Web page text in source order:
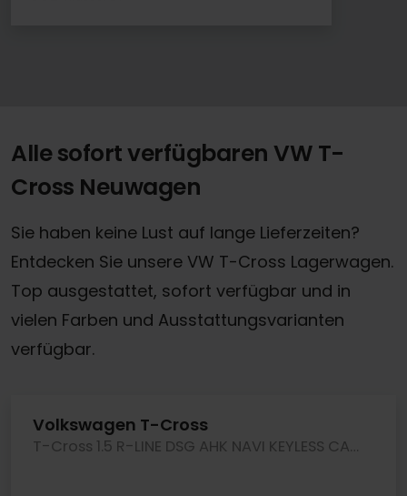
Alle sofort verfügbaren VW T-
Cross Neuwagen
Sie haben keine Lust auf lange Lieferzeiten?
Entdecken Sie unsere VW T-Cross Lagerwagen.
Top ausgestattet, sofort verfügbar und in
vielen Farben und Ausstattungsvarianten
verfügbar.
Volkswagen T-Cross
T-Cross 1.5 R-LINE DSG AHK NAVI KEYLESS CAM